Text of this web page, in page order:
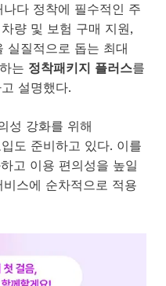
다 정착에 필수적인 주
량 및 보험 구매 지원,
실질적으로 돕는 최대
는 정착패키지 플러스를
설명했다.
성 강화를 위해
도 준비하고 있다. 이를
고 이용 편의성을 높일
스에 순차적으로 적용